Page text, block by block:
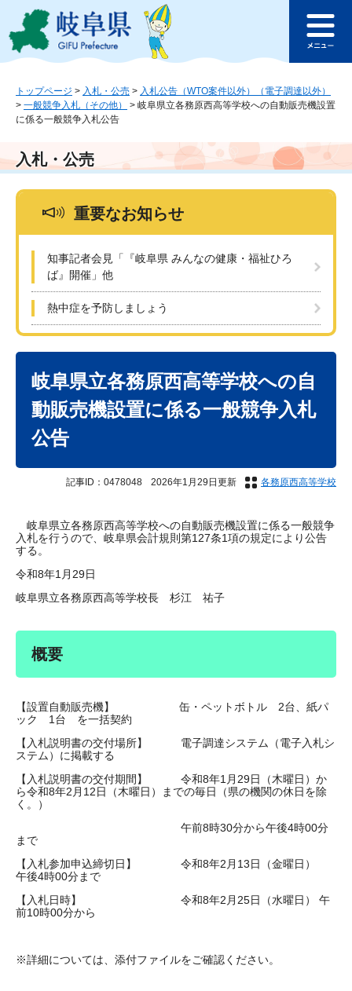
ジ
ュ
本
文
このページの本文へ
ュ
トップページ > 入札・公売 > 入札公告（WTO案件以外）（電子調達以外）
> 一般競争入札（その他） > 岐阜県立各務原西高等学校への自動販売機設置
に係る一般競争入札公告
入札・公売
重要なお知らせ
知事記者会見「『岐阜県 みんなの健康・福祉ひろ
ば』開催」他
熱中症を予防しましょう
岐阜県立各務原西高等学校への自
動販売機設置に係る一般競争入札
公告
記事ID：0478048 2026年1月29日更新 各務原西高等学校
岐阜県立各務原西高等学校への自動販売機設置に係る一般競争
入札を行うので、岐阜県会計規則第127条1項の規定により公告
する。
令和8年1月29日
岐阜県立各務原西高等学校長 杉江 祐子
概要
【設置自動販売機】 缶・ペットボトル 2台、紙パ
ック 1台 を一括契約
【入札説明書の交付場所】 電子調達システム（電子入札シ
ステム）に掲載する
【入札説明書の交付期間】 令和8年1月29日（木曜日）か
ら令和8年2月12日（木曜日）までの毎日（県の機関の休日を除
く。）
午前8時30分から午後4時00分
まで
【入札参加申込締切日】 令和8年2月13日（金曜日）
午後4時00分まで
【入札日時】 令和8年2月25日（水曜日） 午
前10時00分から
※詳細については、添付ファイルをご確認ください。